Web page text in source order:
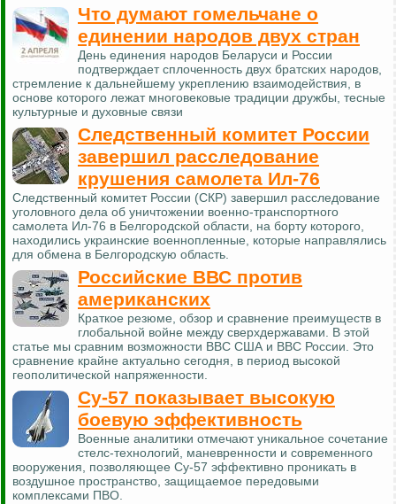
Что думают гомельчане о
единении народов двух стран
День единения народов Беларуси и России
подтверждает сплоченность двух братских народов,
стремление к дальнейшему укреплению взаимодействия, в
основе которого лежат многовековые традиции дружбы, тесные
культурные и духовные связи
Следственный комитет России
завершил расследование
крушения самолета Ил-76
Следственный комитет России (СКР) завершил расследование
уголовного дела об уничтожении военно-транспортного
самолета Ил-76 в Белгородской области, на борту которого,
находились украинские военнопленные, которые направлялись
для обмена в Белгородскую область.
Российские ВВС против
американских
Краткое резюме, обзор и сравнение преимуществ в
глобальной войне между сверхдержавами. В этой
статье мы сравним возможности ВВС США и ВВС России. Это
сравнение крайне актуально сегодня, в период высокой
геополитической напряженности.
Су-57 показывает высокую
боевую эффективность
Военные аналитики отмечают уникальное сочетание
стелс-технологий, маневренности и современного
вооружения, позволяющее Су-57 эффективно проникать в
воздушное пространство, защищаемое передовыми
комплексами ПВО.